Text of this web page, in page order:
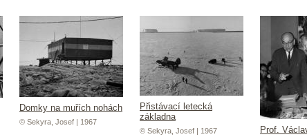
Domky na muřích nohách
© Sekyra, Josef | 1967
Přistávací letecká
základna
© Sekyra, Josef | 1967 Prof.